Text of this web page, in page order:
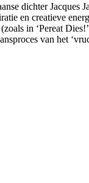
dichter Jacques
en creatieve
in ‘Pereat
van het